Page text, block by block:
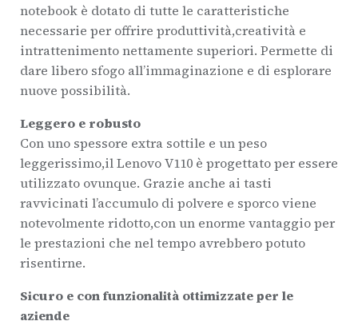
notebook è dotato di tutte le caratteristiche
necessarie per offrire produttività,creatività e
intrattenimento nettamente superiori. Permette di
dare libero sfogo all’immaginazione e di esplorare
nuove possibilità.
Leggero e robusto
Con uno spessore extra sottile e un peso
leggerissimo,il Lenovo V110 è progettato per essere
utilizzato ovunque. Grazie anche ai tasti
ravvicinati l’accumulo di polvere e sporco viene
notevolmente ridotto,con un enorme vantaggio per
le prestazioni che nel tempo avrebbero potuto
risentirne.
Sicuro e con funzionalità ottimizzate per le
aziende